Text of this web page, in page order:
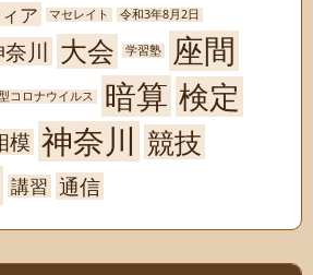
ア マセレイト 令和3年8月2日
川 大会 学習塾 座間
コロナウイルス 暗算 検定
模 神奈川 競技
講習 通信